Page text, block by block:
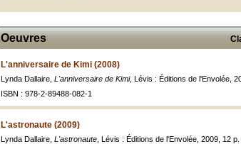
Oeuvres
L'anniversaire de Kimi (2008)
Lynda Dallaire, L'anniversaire de Kimi, Lévis : Éditions de l'Envolée,
ISBN : 978-2-89488-082-1
L'astronaute (2009)
Lynda Dallaire, L'astronaute , Lévis : Éditions de l'Envolée, 2009, 12 p.